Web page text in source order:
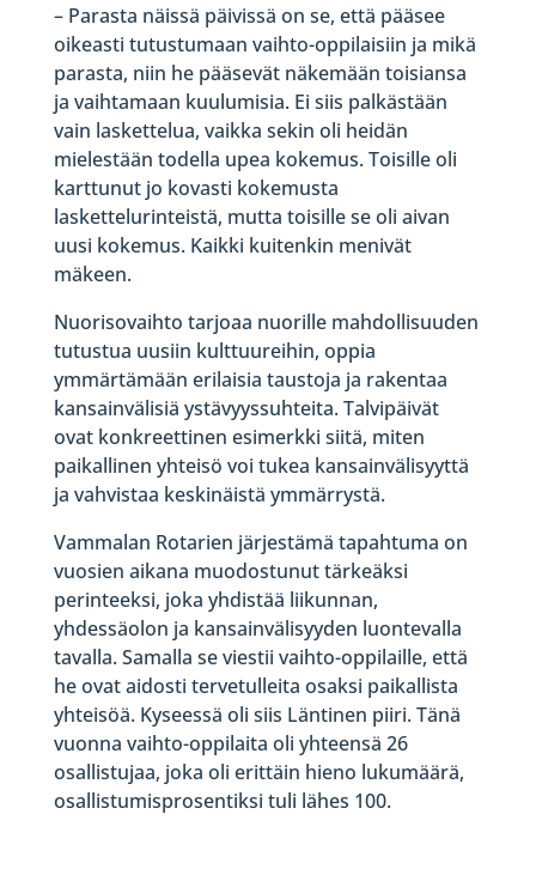
– Parasta näissä päivissä on se, että pääsee
oikeasti tutustumaan vaihto-oppilaisiin ja mikä
parasta, niin he pääsevät näkemään toisiansa
ja vaihtamaan kuulumisia. Ei siis palkästään
vain laskettelua, vaikka sekin oli heidän
mielestään todella upea kokemus. Toisille oli
karttunut jo kovasti kokemusta
laskettelurinteistä, mutta toisille se oli aivan
uusi kokemus. Kaikki kuitenkin menivät
mäkeen.
Nuorisovaihto tarjoaa nuorille mahdollisuuden
tutustua uusiin kulttuureihin, oppia
ymmärtämään erilaisia taustoja ja rakentaa
kansainvälisiä ystävyyssuhteita. Talvipäivät
ovat konkreettinen esimerkki siitä, miten
paikallinen yhteisö voi tukea kansainvälisyyttä
ja vahvistaa keskinäistä ymmärrystä.
Vammalan Rotarien järjestämä tapahtuma on
vuosien aikana muodostunut tärkeäksi
perinteeksi, joka yhdistää liikunnan,
yhdessäolon ja kansainvälisyyden luontevalla
tavalla. Samalla se viestii vaihto-oppilaille, että
he ovat aidosti tervetulleita osaksi paikallista
yhteisöä. Kyseessä oli siis Läntinen piiri. Tänä
vuonna vaihto-oppilaita oli yhteensä 26
osallistujaa, joka oli erittäin hieno lukumäärä,
osallistumisprosentiksi tuli lähes 100.